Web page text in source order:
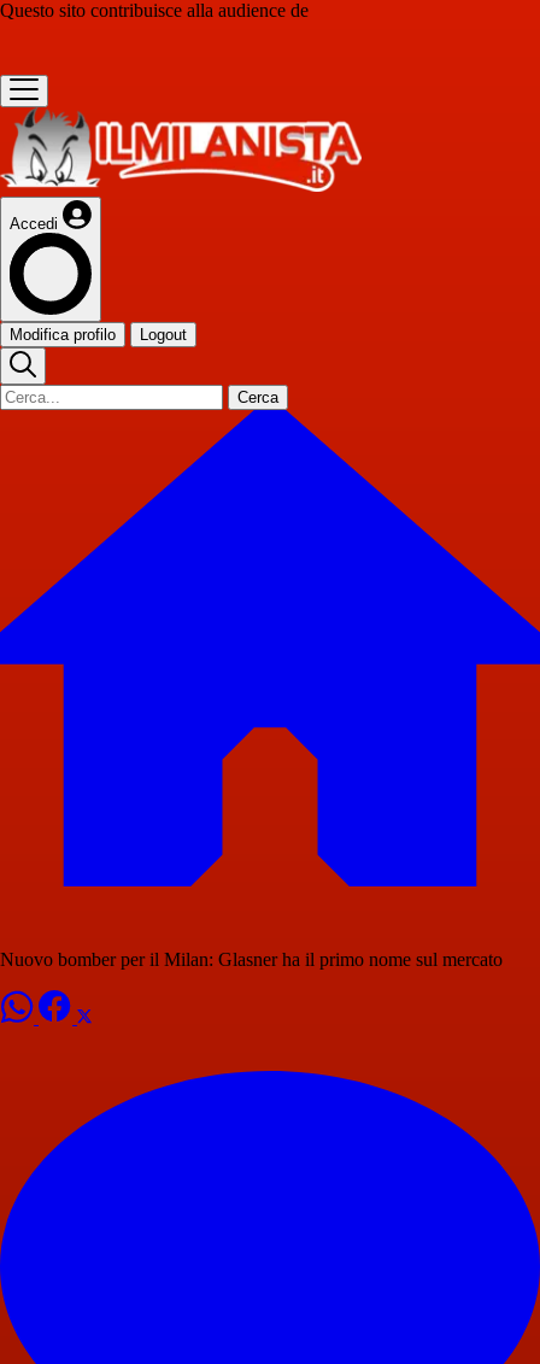
Questo sito contribuisce alla audience de
Accedi
Modifica profilo Logout
Cerca
Nuovo bomber per il Milan: Glasner ha il primo nome sul mercato